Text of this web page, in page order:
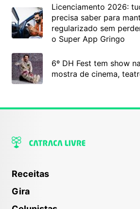
Licenciamento 2026:
precisa saber para
regularizado sem
o Super App Gringo
6º DH Fest tem show
mostra de cinema,
Receitas
Gira